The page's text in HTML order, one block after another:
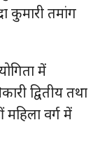
कुमारी तमांग
में
द्वितीय तथा
महिला वर्ग में